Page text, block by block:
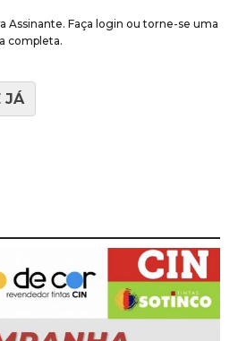
Assinante. Faça login ou torne-se uma
completa.
JÁ